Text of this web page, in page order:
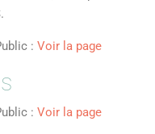
: Voir la page
: Voir la page